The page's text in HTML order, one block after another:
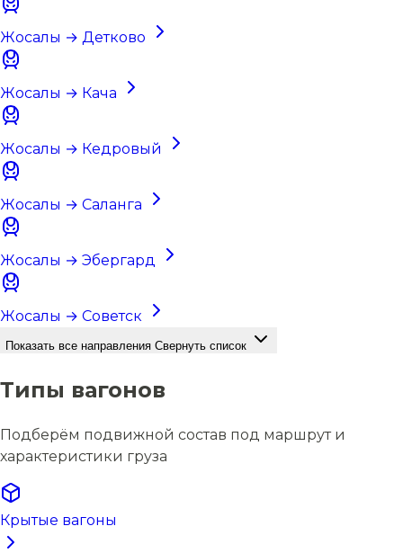
Жосалы → Детково
Жосалы → Кача
Жосалы → Кедровый
Жосалы → Саланга
Жосалы → Эбергард
Жосалы → Советск
Показать все направления Свернуть список
Типы вагонов
Подберём подвижной состав под маршрут и
характеристики груза
Крытые вагоны